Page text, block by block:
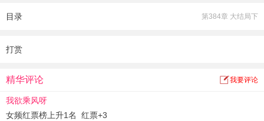
这个比她还不要脸的前世夫君，真尼玛香！
坚持，不要脸，坚持不要脸！
江佩离：“滚！是将军。”
江佩离：“……”
【女主美飒路子野&男主心机戏路宽】
目录 第384章 大结局下
打赏
精华评论 我要评论
我欲乘风呀
女频红票榜上升1名 红票+3